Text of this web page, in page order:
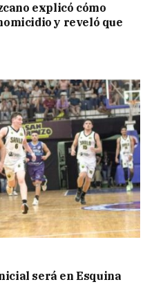
explicó cómo
y reveló que
será en Esquina